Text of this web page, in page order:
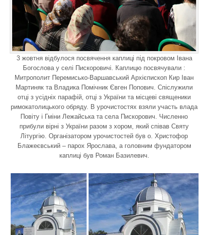
3 жовтня відбулося посвячення каплиці під покровом Івана
Богослова у селі Пискоровичі. Каплицю посвячували :
Митрополит Перемисько-Варшавський Архієпископ Кир Іван
Мартиняк та Владика Помічник Євген Попович. Спіслужили
отці з усідніх парафій, отці з України та місцеві священики
римокатолицького обряду. В урочистостях взяли участь влада
Повіту і Гміни Лежайська та села Пискорович. Численно
прибули вірні з України разом з хором, який співав Святу
Літургію. Організатором урочистостей був о. Христофор
Блажеєвський – парох Ярослава, а головним фундатором
каплиці був Роман Базилевич.